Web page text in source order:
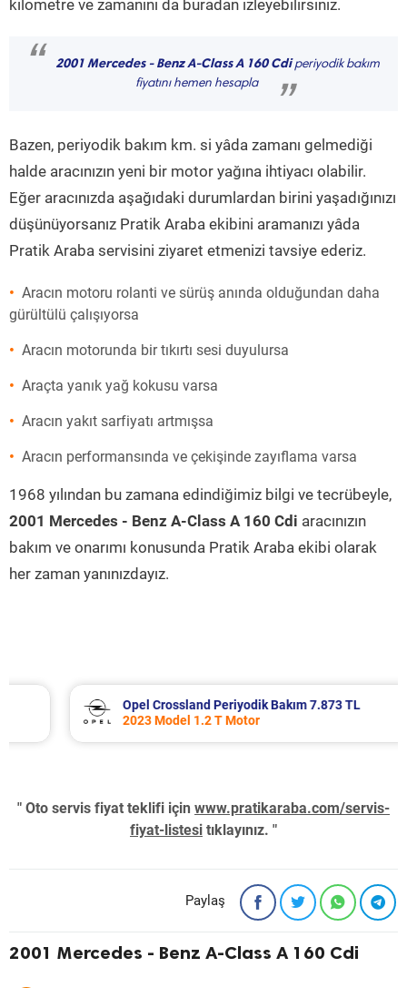
kilometre ve zamanını da buradan izleyebilirsiniz.
“ 2001 Mercedes - Benz A-Class A 160 Cdiperiyodik bakım
fiyatını hemen hesapla
”
Bazen, periyodik bakım km. si yâda zamanı gelmediği
halde aracınızın yeni bir motor yağına ihtiyacı olabilir.
Eğer aracınızda aşağıdaki durumlardan birini yaşadığınızı
düşünüyorsanız Pratik Araba ekibini aramanızı yâda
Pratik Araba servisini ziyaret etmenizi tavsiye ederiz.
Aracın motoru rolanti ve sürüş anında olduğundan daha
gürültülü çalışıyorsa
Aracın motorunda bir tıkırtı sesi duyulursa
Araçta yanık yağ kokusu varsa
Aracın yakıt sarfiyatı artmışsa
Aracın performansında ve çekişinde zayıflama varsa
1968 yılından bu zamana edindiğimiz bilgi ve tecrübeyle,
2001 Mercedes - Benz A-Class A 160 Cdi aracınızın
bakım ve onarımı konusunda Pratik Araba ekibi olarak
her zaman yanınızdayız.
Opel Crossland Periyodik Bakım 7.873 TL
2023 Model 1.2 T Motor
" Oto servis fiyat teklifi için www.pratikaraba.com/servis-
fiyat-listesi tıklayınız. "
Paylaş
2001 Mercedes - Benz A-Class A 160 Cdi